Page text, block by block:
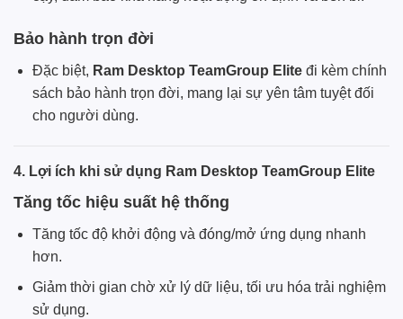
Bảo hành trọn đời
Đặc biệt, Ram Desktop TeamGroup Eliteđi kèm chính
sách bảo hành trọn đời, mang lại sự yên tâm tuyệt đối
cho người dùng.
4. Lợi ích khi sử dụng Ram Desktop TeamGroup Elite
Tăng tốc hiệu suất hệ thống
Tăng tốc độ khởi động và đóng/mở ứng dụng nhanh
hơn.
Giảm thời gian chờ xử lý dữ liệu, tối ưu hóa trải nghiệm
sử dụng.